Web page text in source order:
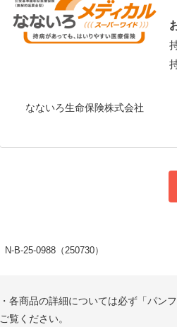
なないろ生命保険株式会社
N-B-25-0988（250730）
・各商品の詳細については必ず「パン
ご覧ください。